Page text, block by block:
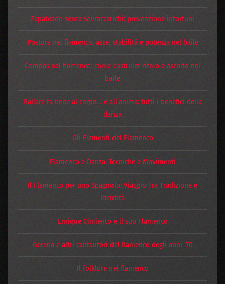
Zapateado senza sovraccarichi: prevenzione infortuni
Postura nel flamenco: asse, stabilità e potenza nel baile
Compás nel flamenco: come costruire ritmo e ascolto nel
baile
Ballare fa bene al corpo… e all’anima: tutti i benefici della
danza
Gli Elementi del Flamenco
Flamenco e Danza: Tecniche e Movimenti
Il Flamenco per uno Spagnolo: Viaggio Tra Tradizione e
Identità
Enrique Cimiento e il suo Flamenco
Gerena e altri cantautori del flamenco degli anni ‘70
Il folklore nel flamenco